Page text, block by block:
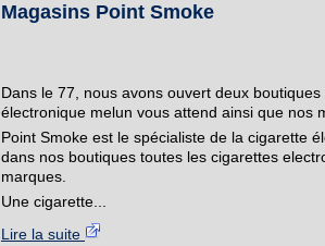
Magasins Point Smoke
Dans le 77, nous avons ouvert deux
électronique melun vous attend ainsi que nos
Point Smoke est le spécialiste de la cigarette
dans nos boutiques toutes les cigarettes
marques.
Une cigarette...
Lire la suite